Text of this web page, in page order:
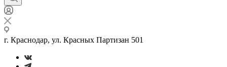
г. Краснодар, ул. Красных Партизан 501